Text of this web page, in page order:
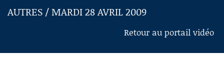
EN DIRECT
RECHERCHE
Séance publique
Questions au Gouvernement
Commissions
AUTRES / MARDI 28 AVRIL 2009
Retour au portail vidéo